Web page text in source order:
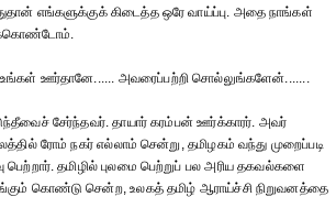
எங்களுக்குக் கிடைத்த ஒரே வாய்ப்பு. அதை நாங்கள்
உங்கள் ஊர்தானே...... அவரைப்பற்றி சொல்லுங்களேன்.......
சேர்ந்தவர். தாயார் கரம்பன் ஊர்க்காரர். அவர்
ரோம் நகர் எல்லாம் சென்று, தமிழகம் வந்து முறைப்படி
பெற்றார். தமிழில் புலமை பெற்றுப் பல அரிய தகவல்களை
கொண்டு சென்ற, உலகத் தமிழ் ஆராய்ச்சி நிறுவனத்தை